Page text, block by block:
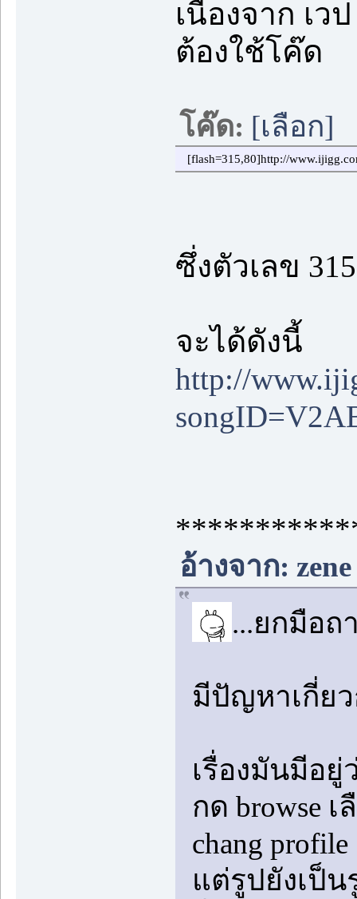
เนื่องจาก เว
ต้องใช้โค๊ด
โค๊ด: [เลือก]
[flash=315,80]http://
ซึ่งตัวเลข
จะได้ดังนี้
http://
อ้างจาก:
...ยกมือถ
มีปัญหาเกี่ยว
เรื่องมันมีอยู่
กด browse
chang
แต่รูปยังเป็น